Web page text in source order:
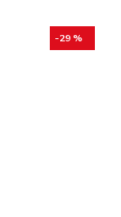
-29 %